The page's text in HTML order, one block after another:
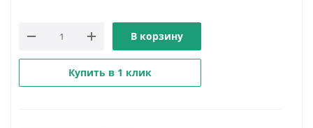
В корзину
Купить в 1 клик